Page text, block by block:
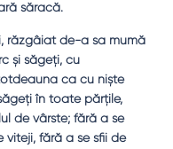
săracă.
răzgâiat de-a sa mumă
şi săgeţi, cu
ca cu nişte
în toate părţile,
de vârste; fără a se
viteji, fără a se sfii de